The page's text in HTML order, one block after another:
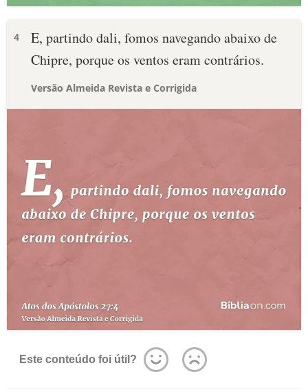
4
E, partindo dali, fomos navegando abaixo de
Chipre, porque os ventos eram contrários.
Versão Almeida Revista e Corrigida
Este conteúdo foi útil?